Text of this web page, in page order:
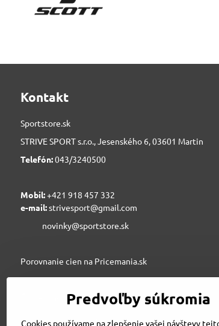
Kontakt
Sportstore.sk
STRIVE SPORT s.r.o., Jesenského 6, 03601 Martin
Telefón:043/3240500
Mobil:+421 918 457 332
e-mail:strivesport@gmail.com
novinky@sportstore.sk
Porovnanie cien na Pricemania.sk
Predvoľby súkromia
Cookies používame na zlepšenie vašej návštevy